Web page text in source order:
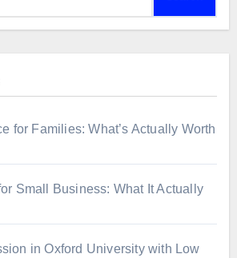
for Families: What’s Actually Worth
Small Business: What It Actually
in Oxford University with Low